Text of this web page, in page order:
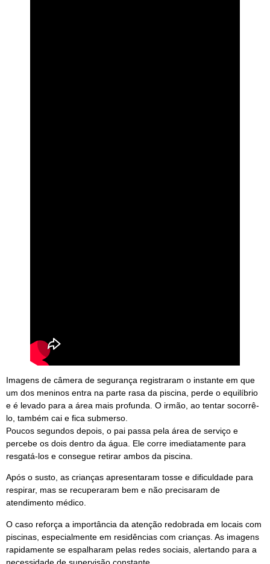
Imagens de câmera de segurança registraram o instante em que
um dos meninos entra na parte rasa da piscina, perde o equilíbrio
e é levado para a área mais profunda. O irmão, ao tentar socorrê-
lo, também cai e fica submerso.
Poucos segundos depois, o pai passa pela área de serviço e
percebe os dois dentro da água. Ele corre imediatamente para
resgatá-los e consegue retirar ambos da piscina.
Após o susto, as crianças apresentaram tosse e dificuldade para
respirar, mas se recuperaram bem e não precisaram de
atendimento médico.
O caso reforça a importância da atenção redobrada em locais com
piscinas, especialmente em residências com crianças. As imagens
rapidamente se espalharam pelas redes sociais, alertando para a
necessidade de supervisão constante.